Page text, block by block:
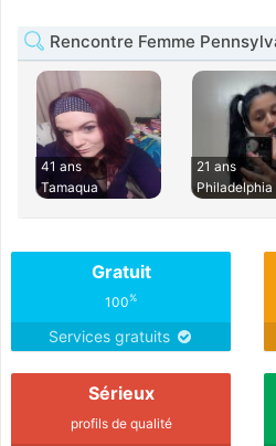
Rencontre Femme
41 ans
Tamaqua
21 ans
Philadelphia
Gratuit
100%
Services gratuits
Sérieux
profils de qualité